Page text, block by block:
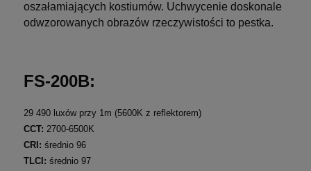
oszałamiających kostiumów. Uchwycenie doskonale
odwzorowanych obrazów rzeczywistości to pestka.
FS-200B:
29 490 luxów przy 1m (5600K z reflektorem)
CCT: 2700-6500K
CRI: średnio 96
TLCI: średnio 97